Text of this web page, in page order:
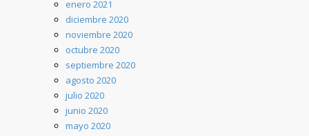
enero 2021
diciembre 2020
noviembre 2020
octubre 2020
septiembre 2020
agosto 2020
julio 2020
junio 2020
mayo 2020